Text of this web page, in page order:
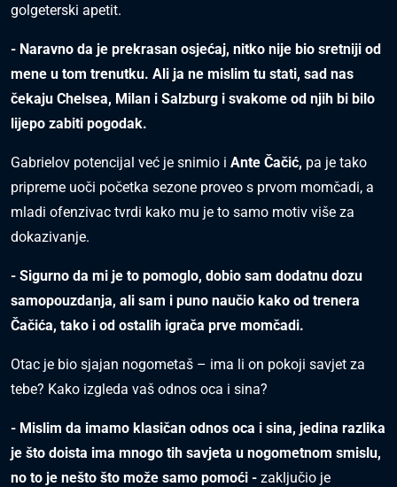
golgeterski apetit.
- Naravno da je prekrasan osjećaj, nitko nije bio sretniji od
mene u tom trenutku. Ali ja ne mislim tu stati, sad nas
čekaju Chelsea, Milan i Salzburg i svakome od njih bi bilo
lijepo zabiti pogodak.
Gabrielov potencijal već je snimio i Ante Čačić, pa je tako
pripreme uoči početka sezone proveo s prvom momčadi, a
mladi ofenzivac tvrdi kako mu je to samo motiv više za
dokazivanje.
- Sigurno da mi je to pomoglo, dobio sam dodatnu dozu
samopouzdanja, ali sam i puno naučio kako od trenera
Čačića, tako i od ostalih igrača prve momčadi.
Otac je bio sjajan nogometaš – ima li on pokoji savjet za
tebe? Kako izgleda vaš odnos oca i sina?
- Mislim da imamo klasičan odnos oca i sina, jedina razlika
je što doista ima mnogo tih savjeta u nogometnom smislu,
no to je nešto što može samo pomoći - zaključio je